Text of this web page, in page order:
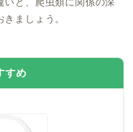
ましょう。
すめ